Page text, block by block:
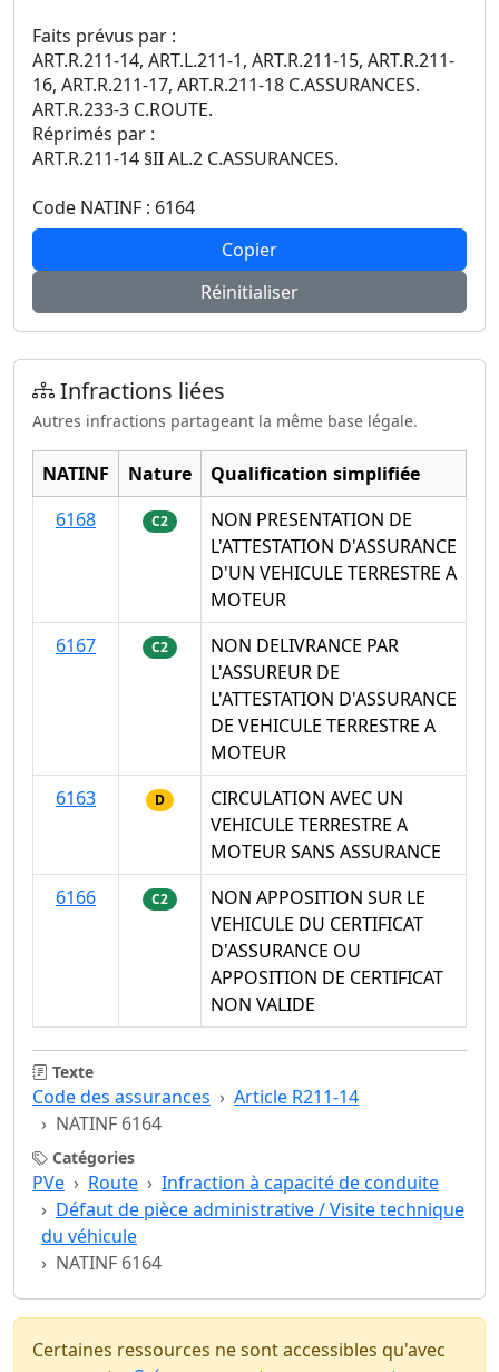
Faits prévus par :
ART.R.211-14, ART.L.211-1, ART.R.211-15, ART.R.211-
16, ART.R.211-17, ART.R.211-18 C.ASSURANCES.
ART.R.233-3 C.ROUTE.
Réprimés par :
ART.R.211-14 §II AL.2 C.ASSURANCES.
Code NATINF : 6164
Copier
Réinitialiser
Infractions liées
Autres infractions partageant la même base légale.
NATINF Nature
Qualification simplifiée
6168
C2
NON PRESENTATION DE
L'ATTESTATION D'ASSURANCE
D'UN VEHICULE TERRESTRE A
MOTEUR
6167
C2
NON DELIVRANCE PAR
L'ASSUREUR DE
L'ATTESTATION D'ASSURANCE
DE VEHICULE TERRESTRE A
MOTEUR
6163
D
CIRCULATION AVEC UN
VEHICULE TERRESTRE A
MOTEUR SANS ASSURANCE
6166
C2
NON APPOSITION SUR LE
VEHICULE DU CERTIFICAT
D'ASSURANCE OU
APPOSITION DE CERTIFICAT
NON VALIDE
Texte
Code des assurances
Article R211-14
NATINF 6164
Catégories
PVe Route
Infraction à capacité de conduite
Défaut de pièce administrative / Visite technique
du véhicule
NATINF 6164
Certaines ressources ne sont accessibles qu'avec